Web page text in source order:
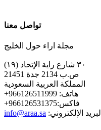
تواصل معنا
مجلة اراء حول الخليج
٣٠ شارع راية الإتحاد (١٩)
ص.ب 2134 جدة 21451
المملكة العربية السعودية
+هاتف: 966126511999
+فاكس:966126531375
info@araa.sa :البريد الإلكتروني